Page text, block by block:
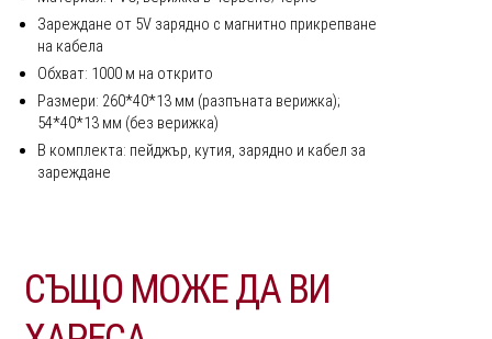
Зареждане от 5V зарядно с магнитно прикрепване
на кабела
Обхват: 1000 м на открито
Размери: 260*40*13 мм (разпъната верижка);
54*40*13 мм (без верижка)
В комплекта: пейджър, кутия, зарядно и кабел за
зареждане
СЪЩО МОЖЕ ДА ВИ